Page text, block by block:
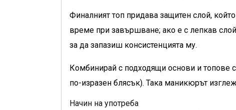
Финалният топ придава защитен слой,
време при завършване; ако е с лепкав
за да запазиш консистенцията му.
Комбинирай с подходящи основи и топове
по-изразен блясък). Така маникюрът
Начин на употреба